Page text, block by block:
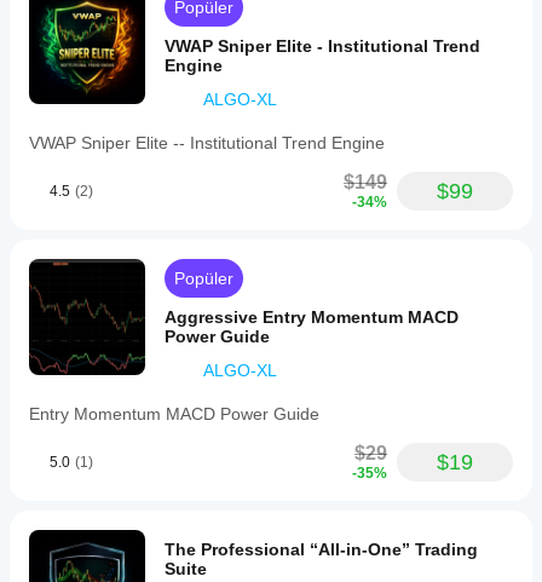
Popüler
VWAP Sniper Elite - Institutional Trend
Engine
ALGO-XL
VWAP Sniper Elite -- Institutional Trend Engine
4.5 (2) $149
-34% $99
Popüler
Aggressive Entry Momentum MACD
Power Guide
ALGO-XL
Entry Momentum MACD Power Guide
5.0 (1) $29
-35% $19
The Professional “All-in-One” Trading
Suite